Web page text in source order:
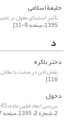
خلیفة اسلامی
تأثیر استیلای مغول بر
1395، صفحه 9-31]
د
دختر باکره
نقش اذن در صحت یا
116]
دخول
بررسی ابعاد فقهی ماده«945» قانون مدنی ایران با استناد به فقه مذاهب اسلامی
2، شماره 2، 1395، صفحه 117-141]